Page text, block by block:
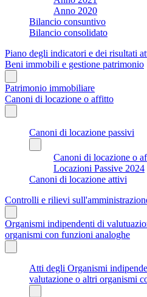
Anno 2020
Bilancio consuntivo
Bilancio consolidato
Piano degli indicatori e dei risultati
Beni immobili e gestione patrimonio
Patrimonio immobiliare
Canoni di locazione o affitto
Canoni di locazione passivi
Canoni di locazione o
Locazioni Passive 2024
Canoni di locazione attivi
Controlli e rilievi
Organismi indipendenti di
organismi con funzioni analoghe
Atti degli Organismi
valutazione o altri organismi